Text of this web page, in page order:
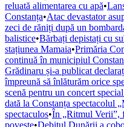
reluată alimentarea cu apă•
Constanța•Atac devastator
zeci de răniți după un
balistice•Bărbați depistați cu
stațiunea Mamaia•Primăria
continuă în municipiul
Grădinaru și-a publicat
împreună să înlăturăm orice
scenă pentru un concert
dată la Constanța spectacolul
spectaculos•În „Ritmul Verii”,
poveste•Debitul Dunării a